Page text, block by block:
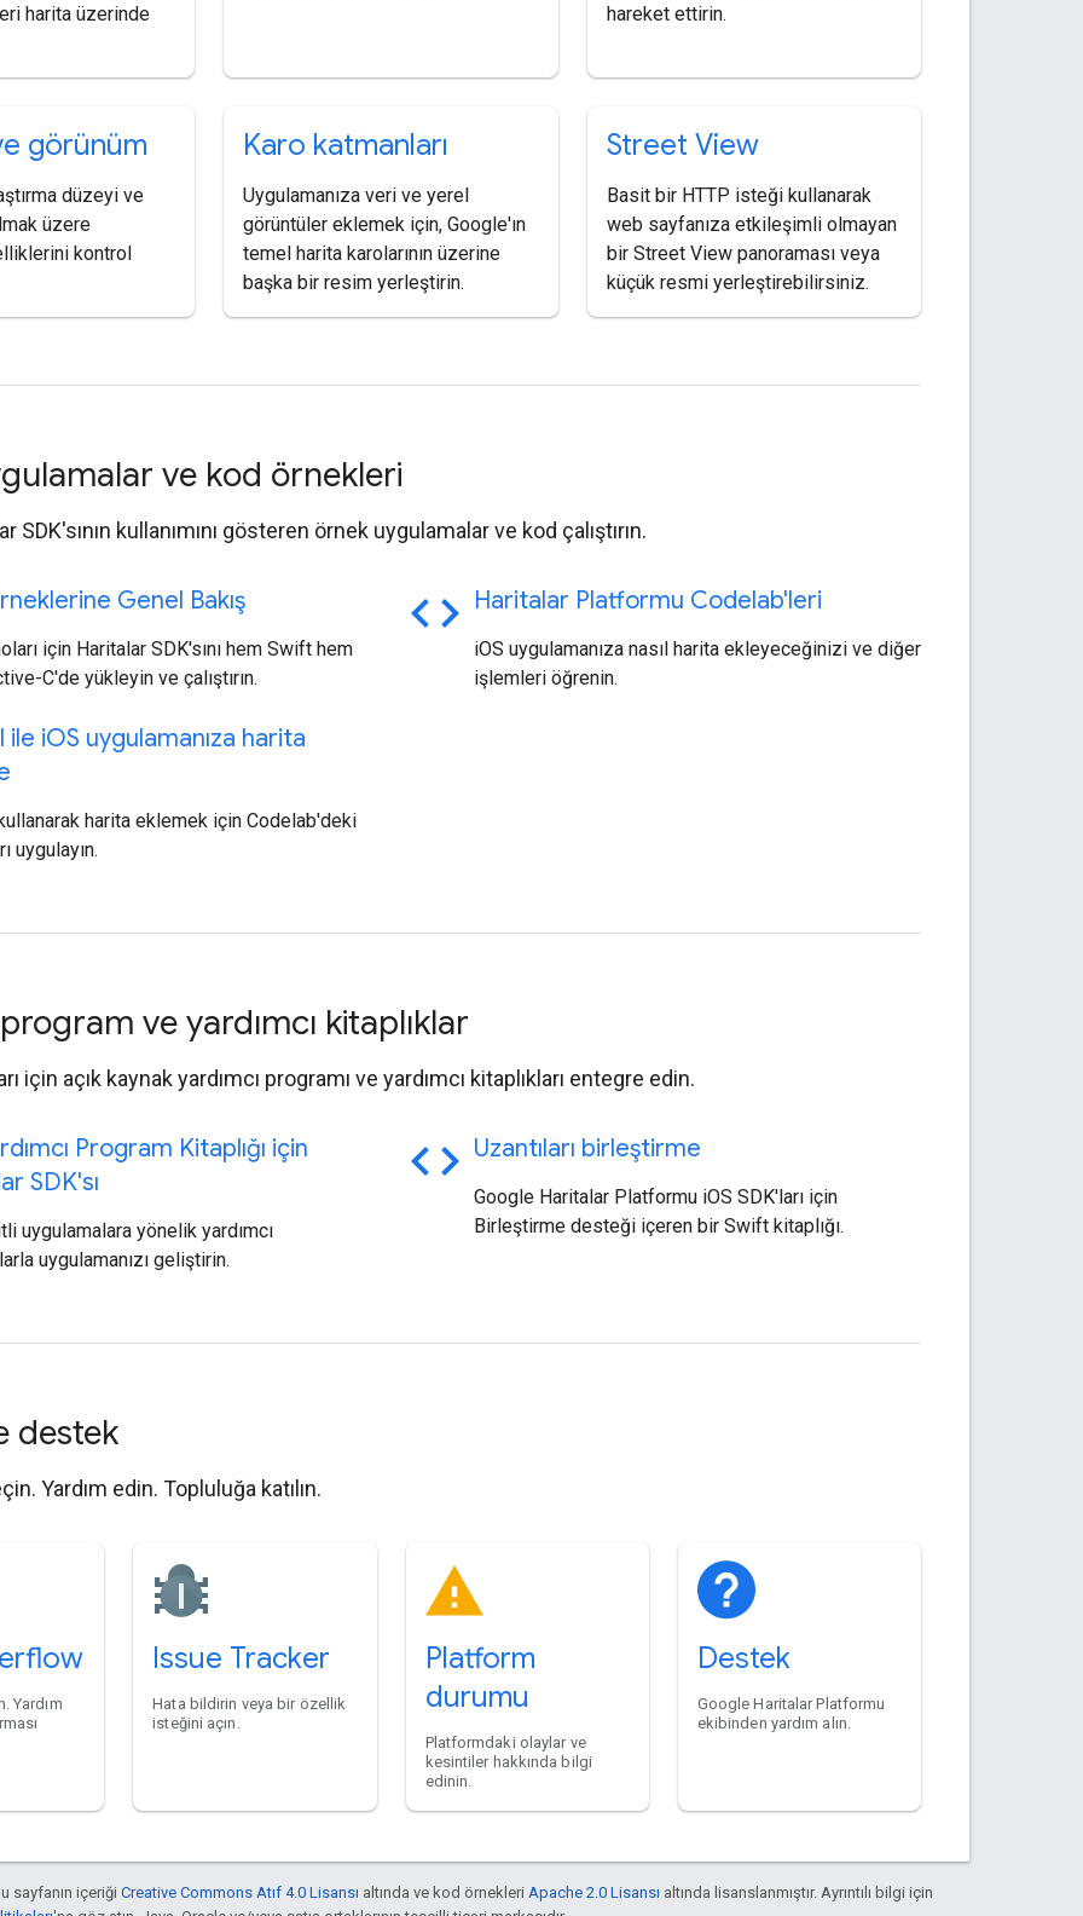
harita üzerinde
hareket ettirin.
görünüm
düzeyi ve
üzere
kontrol
Karo katmanları
Uygulamanıza veri ve yerel
görüntüler eklemek için, Google'ın
temel harita karolarının üzerine
başka bir resim yerleştirin.
Street View
Basit bir HTTP isteği kullanarak
web sayfanıza etkileşimli olmayan
bir Street View panoraması veya
küçük resmi yerleştirebilirsiniz.
ve kod örnekleri
SDK'sının kullanımını gösteren örnek uygulamalar ve kod çalıştırın.
Genel Bakış
için Haritalar SDK'sını hem Swift hem
C'de yükleyin ve çalıştırın.
code Haritalar Platformu Codelab'leri
iOS uygulamanıza nasıl harita ekleyeceğinizi ve diğer
işlemleri öğrenin.
ile iOS uygulamanıza harita
harita eklemek için Codelab'deki
uygulayın.
program ve yardımcı kitaplıklar
için açık kaynak yardımcı programı ve yardımcı kitaplıkları entegre edin.
Program Kitaplığı için
SDK'sı
uygulamalara yönelik yardımcı
uygulamanızı geliştirin.
code Uzantıları birleştirme
Google Haritalar Platformu iOS SDK'ları için
Birleştirme desteği içeren bir Swift kitaplığı.
destek
Yardım edin. Topluluğa katılın.
Yardım
Issue Tracker
Hata bildirin veya bir özellik
isteğini açın.
Platform
durumu
Platformdaki olaylar ve
kesintiler hakkında bilgi
edinin.
Destek
Google Haritalar Platformu
ekibinden yardım alın.
sayfanın içeriği Creative Commons Atıf 4.0 Lisansı altında ve kod örnekleri Apache 2.0 Lisansı altında lisanslanmıştır. Ayrıntılı bilgi için